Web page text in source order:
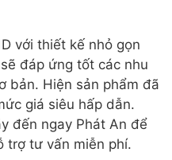
với thiết kế nhỏ gọn
đáp ứng tốt các nhu
bản. Hiện sản phẩm đã
giá siêu hấp dẫn.
đến ngay Phát An để
trợ tư vấn miễn phí.